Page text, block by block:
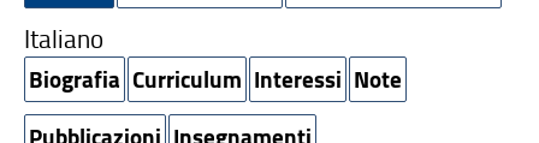
Italiano
Biografia Curriculum Interessi Note
Pubblicazioni Insegnamenti